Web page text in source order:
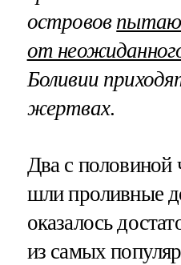
островов
от
Боливии
жертвах.
Два с половиной
шли проливные
оказалось
из самых